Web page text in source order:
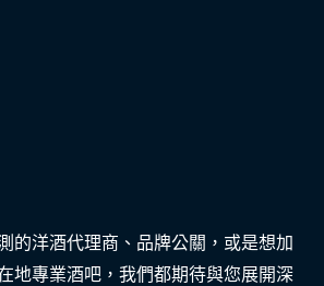
的洋酒代理商、品牌公關，或是想加
地專業酒吧，我們都期待與您展開深